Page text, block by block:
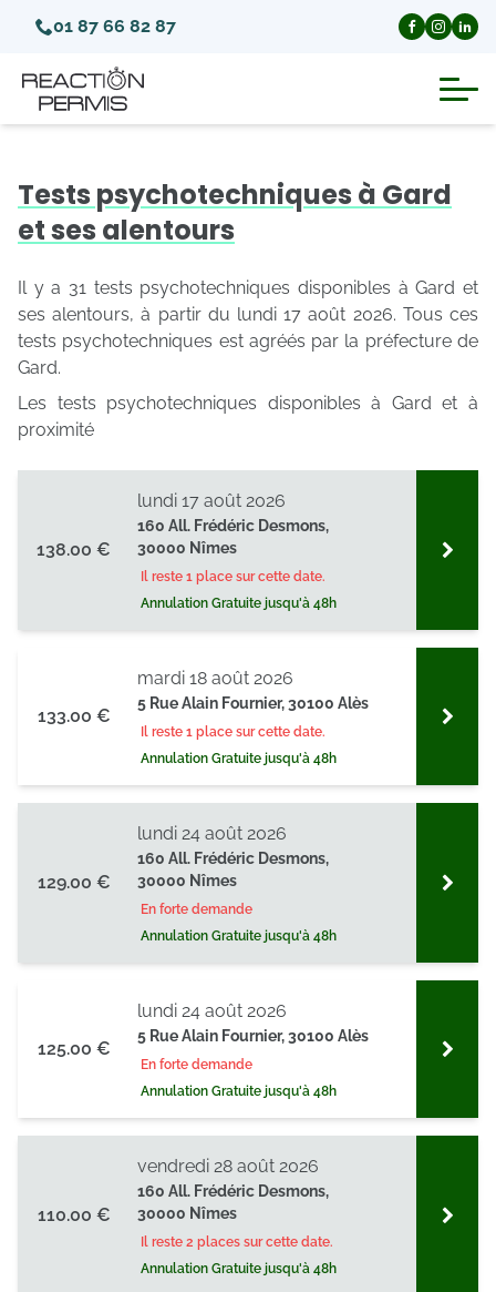
01 87 66 82 87
Invalidation du permis de conduire
Annulation du permis de conduire
Médecins agréés pour le permis
Visite médicale test psychotechnique
Tests psychotechniques à Gard
et ses alentours
Il y a 31 tests psychotechniques disponibles à Gard et
ses alentours, à partir du lundi 17 août 2026. Tous ces
tests psychotechniques est agréés par la préfecture de
Gard.
Les tests psychotechniques disponibles à Gard et à
proximité
138.00 €
160 All. Frédéric Desmons,
30000 Nîmes
Il reste 1 place sur cette date.
Annulation Gratuite jusqu'à 48h
lundi 17 août 2026
133.00 €
5 Rue Alain Fournier, 30100 Alès
Il reste 1 place sur cette date.
Annulation Gratuite jusqu'à 48h
mardi 18 août 2026
129.00 €
160 All. Frédéric Desmons,
30000 Nîmes
En forte demande
Annulation Gratuite jusqu'à 48h
lundi 24 août 2026
125.00 €
5 Rue Alain Fournier, 30100 Alès
En forte demande
Annulation Gratuite jusqu'à 48h
lundi 24 août 2026
110.00 €
160 All. Frédéric Desmons,
30000 Nîmes
Il reste 2 places sur cette date.
Annulation Gratuite jusqu'à 48h
vendredi 28 août 2026